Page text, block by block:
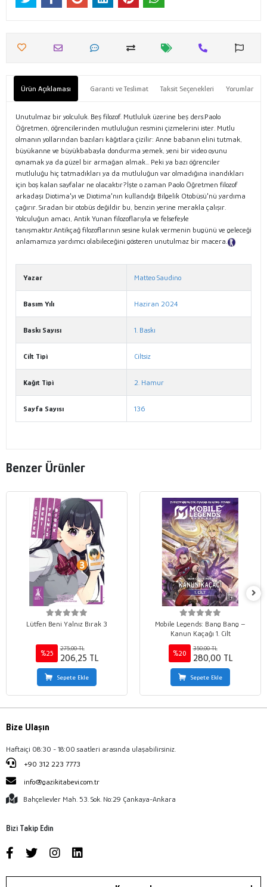
Ürün Açıklaması Garanti ve Teslimat Taksit Seçenekleri Yorumlar
Unutulmaz bir yolculuk. Beş filozof. Mutluluk üzerine beş ders.Paolo
Öğretmen, öğrencilerinden mutluluğun resmini çizmelerini ister. Mutlu
olmanın yollarından bazıları kâğıtlara çizilir: Anne babanın elini tutmak,
büyükanne ve büyükbabayla dondurma yemek, yeni bir video oyunu
oynamak ya da güzel bir armağan almak... Peki ya bazı öğrenciler
mutluluğu hiç tatmadıkları ya da mutluluğun var olmadığına inandıkları
için boş kalan sayfalar ne olacaktır?İşte o zaman Paolo Öğretmen filozof
arkadaşı Diotima'yı ve Diotima'nın kullandığı Bilgelik Otobüsü'nü yardıma
çağırır. Sıradan bir otobüs değildir bu, benzin yerine merakla çalışır.
Yolculuğun amacı, Antik Yunan filozoflarıyla ve felsefeyle
tanışmaktır.Antikçağ filozoflarının sesine kulak vermenin bugünü ve geleceği
anlamamıza yardımcı olabileceğini gösteren unutulmaz bir macera.
Yazar Matteo Saudino
Basım Yılı Haziran 2024
Baskı Sayısı 1. Baskı
Cilt Tipi Ciltsiz
Kağıt Tipi 2. Hamur
Sayfa Sayısı 136
Benzer Ürünler
Lütfen Beni Yalnız Bırak 3
%25
275,00 TL
206,25 TL
Sepete Ekle
Mobile Legends: Bang Bang –
Kanun Kaçağı 1. Cilt
%20
350,00 TL
280,00 TL
Sepete Ekle
Bize Ulaşın
Haftaiçi 08:30 - 18:00 saatleri arasında ulaşabilirsiniz.
+90 312 223 7773
info@gazikitabevi.com.tr
Bahçelievler Mah. 53. Sok. No:29 Çankaya-Ankara
Bizi Takip Edin